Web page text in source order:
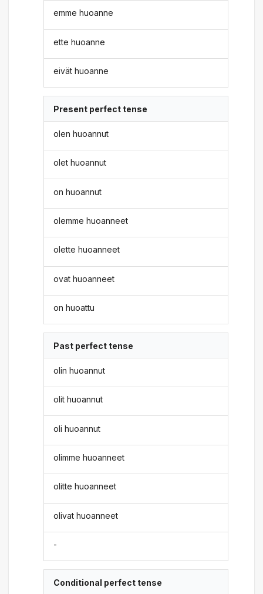
emme huoanne
ette huoanne
eivät huoanne
Present perfect tense
olen huoannut
olet huoannut
on huoannut
olemme huoanneet
olette huoanneet
ovat huoanneet
on huoattu
Past perfect tense
olin huoannut
olit huoannut
oli huoannut
olimme huoanneet
olitte huoanneet
olivat huoanneet
-
Conditional perfect tense